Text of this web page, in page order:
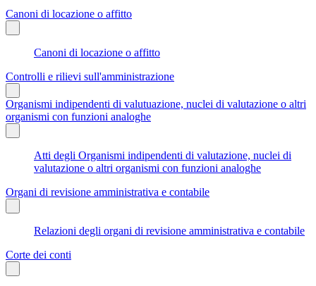
Canoni di locazione o affitto
Canoni di locazione o affitto
Controlli e rilievi sull'amministrazione
Organismi indipendenti di valutuazione, nuclei di valutazione o altri
organismi con funzioni analoghe
Atti degli Organismi indipendenti di valutazione, nuclei di
valutazione o altri organismi con funzioni analoghe
Organi di revisione amministrativa e contabile
Relazioni degli organi di revisione amministrativa e contabile
Corte dei conti